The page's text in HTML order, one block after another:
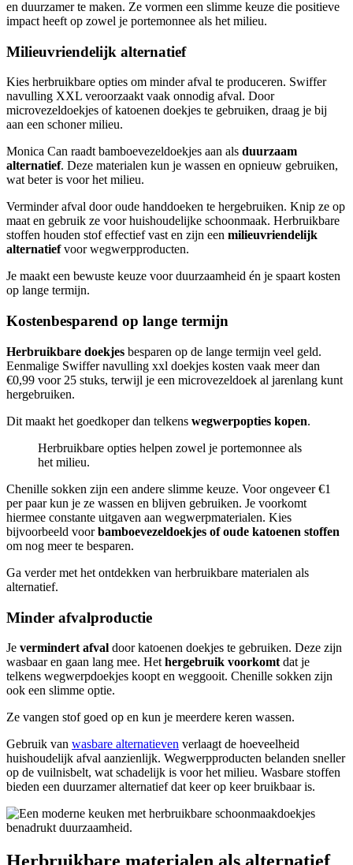
en duurzamer te maken. Ze vormen een slimme keuze die positieve
impact heeft op zowel je portemonnee als het milieu.
Milieuvriendelijk alternatief
Kies herbruikbare opties om minder afval te produceren. Swiffer
navulling XXL veroorzaakt vaak onnodig afval. Door
microvezeldoekjes of katoenen doekjes te gebruiken, draag je bij
aan een schoner milieu.
Monica Can raadt bamboevezeldoekjes aan als duurzaam
alternatief. Deze materialen kun je wassen en opnieuw gebruiken,
wat beter is voor het milieu.
Verminder afval door oude handdoeken te hergebruiken. Knip ze op
maat en gebruik ze voor huishoudelijke schoonmaak. Herbruikbare
stoffen houden stof effectief vast en zijn een milieuvriendelijk
alternatiefvoor wegwerpproducten.
Je maakt een bewuste keuze voor duurzaamheid én je spaart kosten
op lange termijn.
Kostenbesparend op lange termijn
Herbruikbare doekjes besparen op de lange termijn veel geld.
Eenmalige Swiffer navulling xxl doekjes kosten vaak meer dan
€0,99 voor 25 stuks, terwijl je een microvezeldoek al jarenlang kunt
hergebruiken.
Dit maakt het goedkoper dan telkens wegwerpopties kopen.
Herbruikbare opties helpen zowel je portemonnee als
het milieu.
Chenille sokken zijn een andere slimme keuze. Voor ongeveer €1
per paar kun je ze wassen en blijven gebruiken. Je voorkomt
hiermee constante uitgaven aan wegwerpmaterialen. Kies
bijvoorbeeld voorbamboevezeldoekjes of oude katoenen stoffen
om nog meer te besparen.
Ga verder met het ontdekken van herbruikbare materialen als
alternatief.
Minder afvalproductie
Je vermindert afval door katoenen doekjes te gebruiken. Deze zijn
wasbaar en gaan lang mee. Het hergebruik voorkomt dat je
telkens wegwerpdoekjes koopt en weggooit. Chenille sokken zijn
ook een slimme optie.
Ze vangen stof goed op en kun je meerdere keren wassen.
Gebruik van wasbare alternatieven verlaagt de hoeveelheid
huishoudelijk afval aanzienlijk. Wegwerpproducten belanden sneller
op de vuilnisbelt, wat schadelijk is voor het milieu. Wasbare stoffen
bieden een duurzamer alternatief dat keer op keer bruikbaar is.